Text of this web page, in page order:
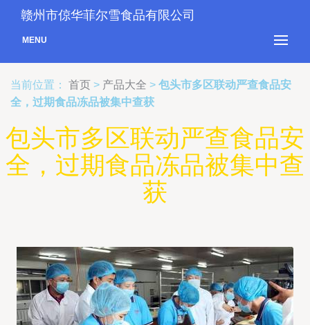
赣州市倞华菲尔雪食品有限公司
MENU
当前位置： 首页 > 产品大全 > 包头市多区联动严查食品安
全，过期食品冻品被集中查获
包头市多区联动严查食品安
全，过期食品冻品被集中查
获